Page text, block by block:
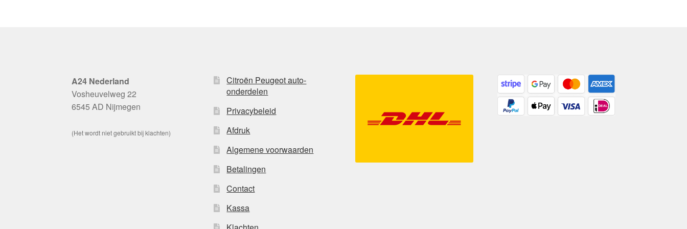
A24 Nederland
Vosheuvelweg 22
6545 AD Nijmegen
(Het wordt niet gebruikt bij klachten)
Citroën Peugeot auto-
onderdelen
Privacybeleid
Afdruk
Algemene voorwaarden
Betalingen
Contact
Kassa